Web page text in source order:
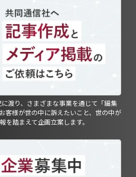
渡り、さまざまな事業を通じて「編集
客様が世の中に訴えたいこと、世の中が
を踏まえて企画立案します。